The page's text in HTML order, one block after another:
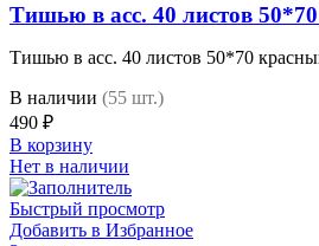
Тишью в асс. 40 листов
Тишью в асс. 40 листов 50*70
В наличии (55 шт.)
490 ₽
В корзину
Нет в наличии
Быстрый просмотр
Добавить в Избранное